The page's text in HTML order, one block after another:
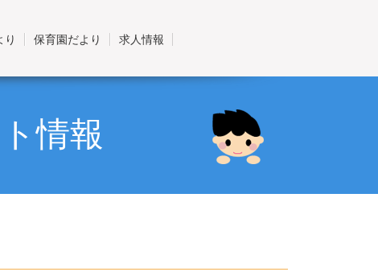
り 保育園だより 求人情報
情報